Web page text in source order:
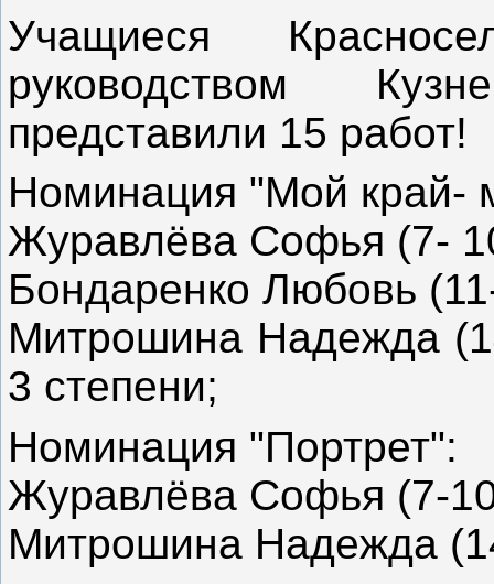
Учащиеся
руководством
представили 15 работ!
Номинация "Мой край-
Журавлёва Софья (7-
Бондаренко Любовь
Митрошина Надежда
3 степени;
Номинация "Портрет":
Журавлёва Софья (7-
Митрошина Надежда